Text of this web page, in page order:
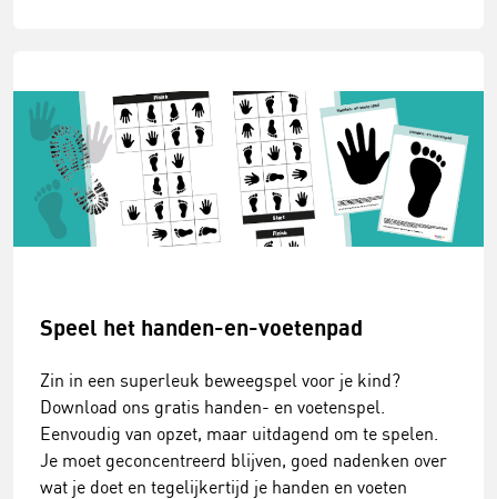
Speel het handen-en-voetenpad
Zin in een superleuk beweegspel voor je kind?
Download ons gratis handen- en voetenspel.
Eenvoudig van opzet, maar uitdagend om te spelen.
Je moet geconcentreerd blijven, goed nadenken over
wat je doet en tegelijkertijd je handen en voeten